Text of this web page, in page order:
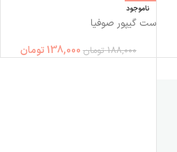
ناموجود
ست گیپور صوفیا
188,000 تومان 138,000 تومان